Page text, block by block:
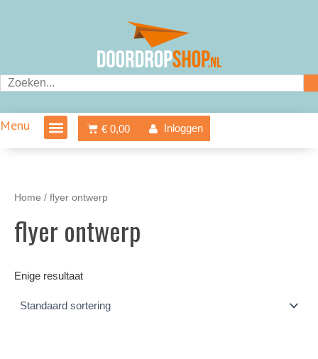
Zoeken
Menu € 0,00
Winkelwagen Inloggen
Home / flyer ontwerp
flyer ontwerp
Enige resultaat